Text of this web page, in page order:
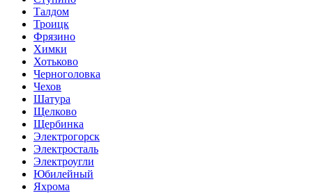
Талдом
Троицк
Фрязино
Химки
Хотьково
Черноголовка
Чехов
Шатура
Щелково
Щербинка
Электрогорск
Электросталь
Электроугли
Юбилейный
Яхрома